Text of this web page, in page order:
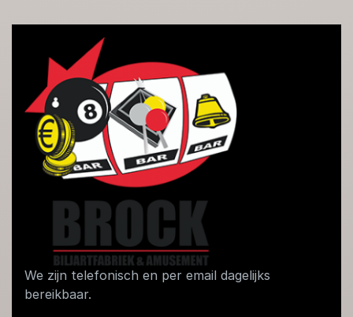
We zijn telefonisch en per email dagelijks
bereikbaar.